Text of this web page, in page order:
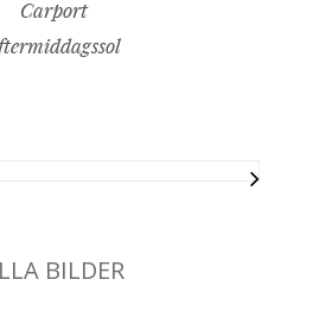
Carport
BILDER